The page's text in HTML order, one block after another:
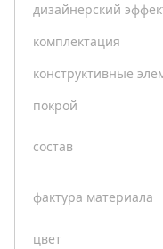
дизайнерский
комплектация
конструктивные
покрой
состав
фактура материала
цвет